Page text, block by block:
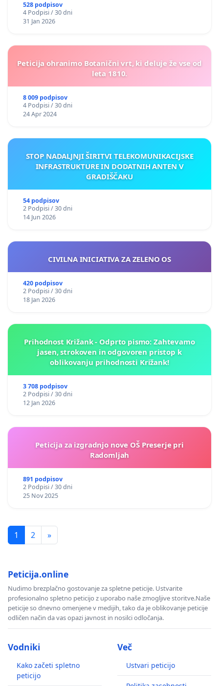
528 podpisov
4 Podpisi / 30 dni
31 Jan 2026
Peticija ohranimo Botanični vrt, ki deluje že vse od
leta 1810.
8 009 podpisov
4 Podpisi / 30 dni
24 Apr 2024
STOP NADALJNJI ŠIRITVI TELEKOMUNIKACIJSKE
INFRASTRUKTURE IN DODATNIH ANTEN V
GRADIŠČAKU
54 podpisov
2 Podpisi / 30 dni
14 Jun 2026
CIVILNA INICIATIVA ZA ZELENO OS
420 podpisov
2 Podpisi / 30 dni
18 Jan 2026
Prihodnost Križank - Odprto pismo: Zahtevamo
jasen, strokoven in odgovoren pristop k
oblikovanju prihodnosti Križank!
3 708 podpisov
2 Podpisi / 30 dni
12 Jan 2026
Peticija za izgradnjo nove OŠ Preserje pri
Radomljah
891 podpisov
2 Podpisi / 30 dni
25 Nov 2025
1 2 »
Peticija.online
Nudimo brezplačno gostovanje za spletne peticije. Ustvarite
profesionalno spletno peticijo z uporabo naše zmogljive storitve.Naše
peticije so dnevno omenjene v medijih, tako da je oblikovanje peticije
odličen način da vas opazi javnost in nosilci odločanja.
Vodniki
Kako začeti spletno
peticijo
Več
Ustvari peticijo